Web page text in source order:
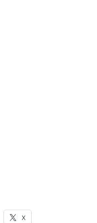
X